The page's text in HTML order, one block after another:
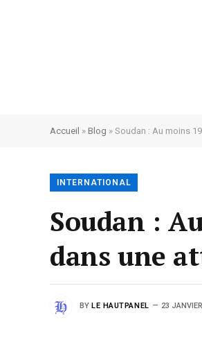
Accueil » Blog » Soudan : Au moins
INTERNATIONAL
Soudan :
dans une
BY LE HAUTPANEL 23